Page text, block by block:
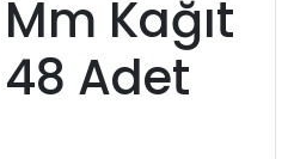
Kağıt
Adet